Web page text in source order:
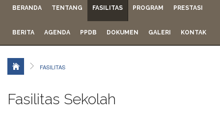
BERANDA TENTANG FASILITAS PROGRAM PRESTASI
BERITA AGENDA PPDB DOKUMEN GALERI KONTAK
FASILITAS
Fasilitas Sekolah